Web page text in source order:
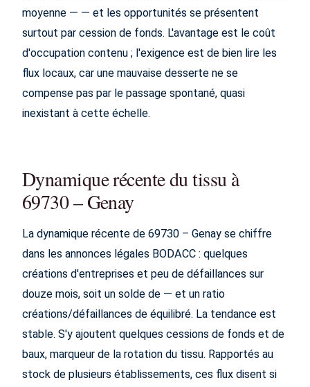
moyenne — — et les opportunités se présentent
surtout par cession de fonds. L'avantage est le coût
d'occupation contenu ; l'exigence est de bien lire les
flux locaux, car une mauvaise desserte ne se
compense pas par le passage spontané, quasi
inexistant à cette échelle.
Dynamique récente du tissu à
69730 – Genay
La dynamique récente de 69730 – Genay se chiffre
dans les annonces légales BODACC : quelques
créations d'entreprises et peu de défaillances sur
douze mois, soit un solde de — et un ratio
créations/défaillances de équilibré. La tendance est
stable. S'y ajoutent quelques cessions de fonds et de
baux, marqueur de la rotation du tissu. Rapportés au
stock de plusieurs établissements, ces flux disent si